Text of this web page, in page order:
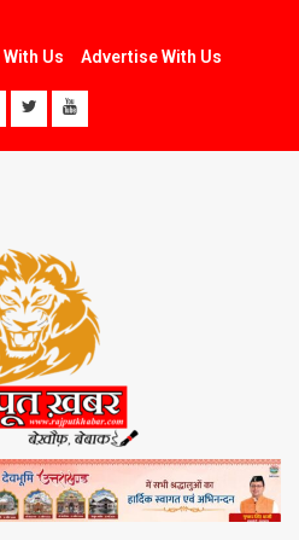
Us Advertise With Us